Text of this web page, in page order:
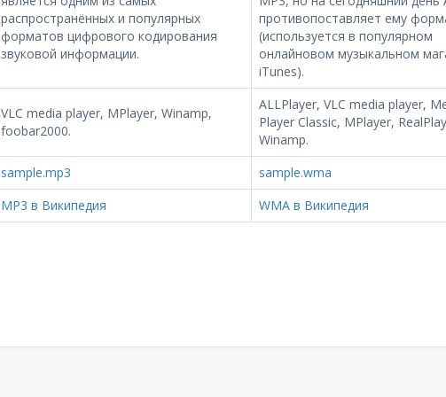
распространённых и популярных
форматов цифрового кодирования
звуковой информации.
противопоставляет ему
(используется в популярном
онлайновом музыкальном
iTunes).
VLC media player, MPlayer, Winamp,
foobar2000.
ALLPlayer, VLC media player,
Player Classic, MPlayer,
Winamp.
sample.mp3
sample.wma
MP3 в Википедия WMA в Википедия